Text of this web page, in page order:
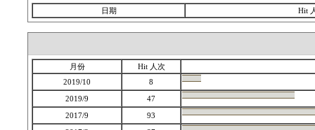
日期 Hit
月份
Hit 人次
2019/10
8
2019/9
47
2017/9
93